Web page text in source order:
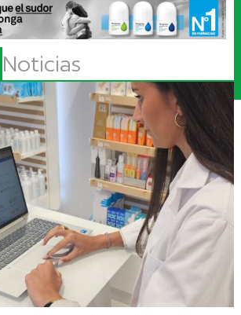
Noticias